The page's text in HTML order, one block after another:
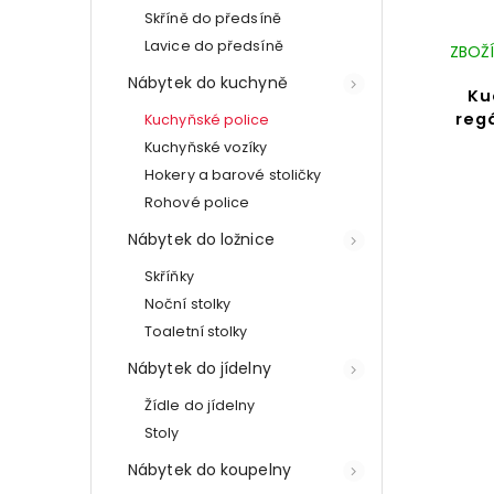
Skříně do předsíně
Lavice do předsíně
Nábytek do kuchyně
Kuchyňské police
Kuchyňské vozíky
Hokery a barové stoličky
Rohové police
Nábytek do ložnice
Skříňky
Noční stolky
Toaletní stolky
Nábytek do jídelny
Žídle do jídelny
Stoly
Nábytek do koupelny